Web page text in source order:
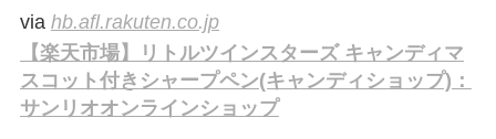
via hb.afl.rakuten.co.jp
【楽天市場】リトルツインスターズ キャンディマ
スコット付きシャープペン(キャンディショップ)：
サンリオオンラインショップ